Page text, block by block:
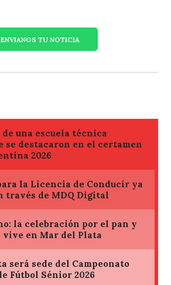
ENVIANOS TU NOTICIA